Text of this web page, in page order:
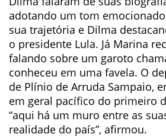
adotando um tom
sua trajetória e Dilma
o presidente Lula. Já Marina
falando sobre um garoto
conheceu em uma favela. O
de Plínio de Arruda Sampaio,
em geral pacífico do primeiro
“aqui há um muro entre as
realidade do país”, afirmou.